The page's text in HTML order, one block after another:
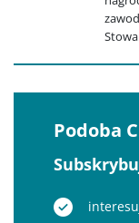
Podoba